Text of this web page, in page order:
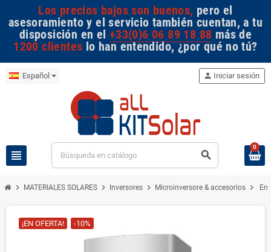
Los precios bajos son buenos, pero el
asesoramiento y el servicio también cuentan, a tu
disposición en el +33(0)6 06 89 18 88 más de
1200 clientes lo han entendido, ¿por qué no tú?
Español
view_headline search
person Iniciar sesión
0
chevron_right MATERIALES SOLARES chevron_right Inversores chevron_right Microinversore & accesorios chevron_right
¡EN OFERTA! -10%